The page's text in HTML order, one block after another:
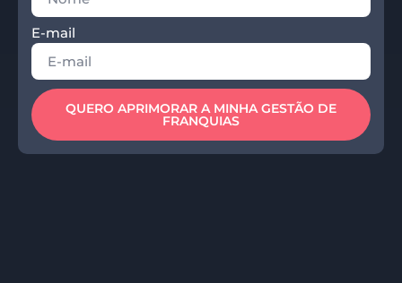
E-mail
QUERO APRIMORAR A MINHA GESTÃO DE
FRANQUIAS